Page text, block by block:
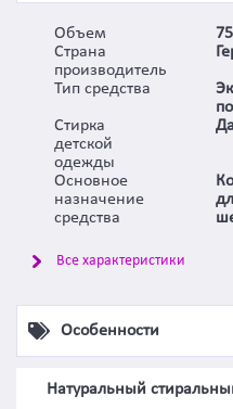
Объем
Страна
производитель
Тип средства
Стирка
детской
одежды
Основное
назначение
средства
Все характеристики
Особенности
Натуральный